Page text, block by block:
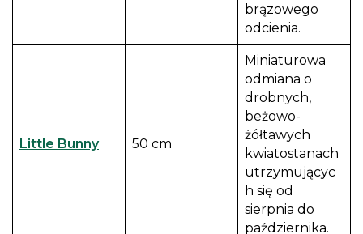
brązowego
odcienia.
Little Bunny 50 cm
Miniaturowa
odmiana o
drobnych,
beżowo-
żółtawych
kwiatostanach
utrzymującyc
h się od
sierpnia do
października.